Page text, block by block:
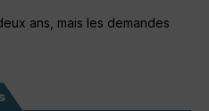
ans, mais les demandes